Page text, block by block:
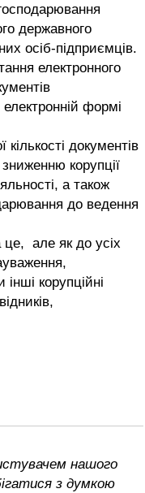
державного
осіб-підприємців.
електронного
формі
документів
корупції
а також
до ведення
але як до усіх
корупційні
нашого
з думкою